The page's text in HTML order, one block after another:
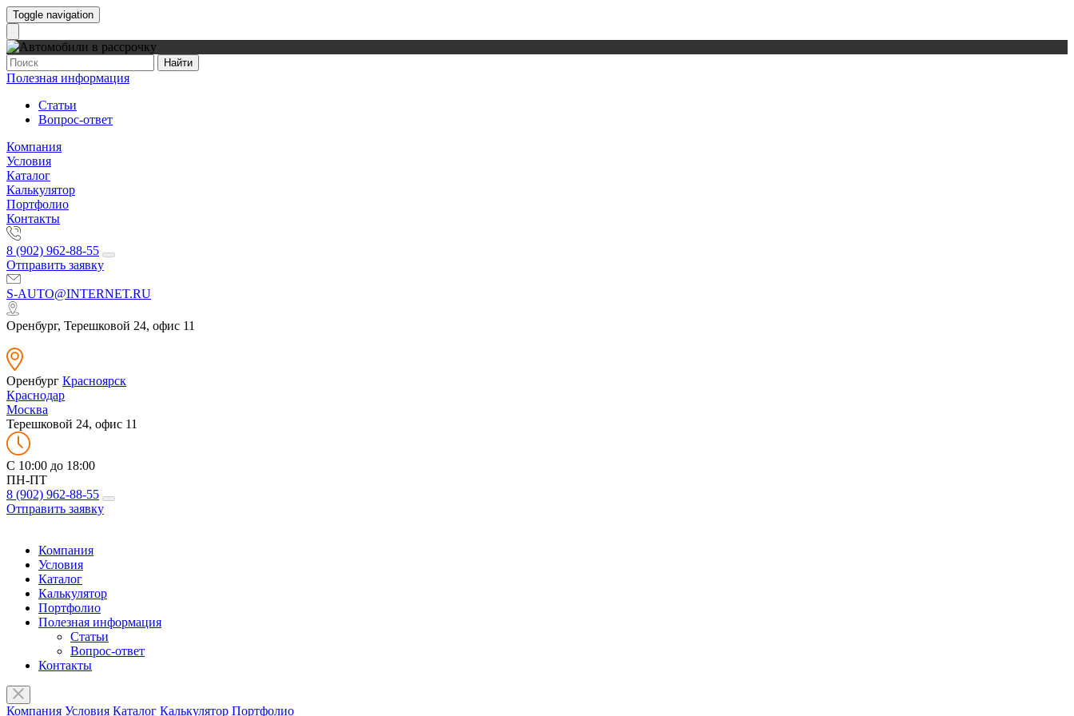
Toggle navigation
Найти
Полезная информация
Статьи
Вопрос-ответ
Компания
Условия
Каталог
Калькулятор
Портфолио
Контакты
8 (902) 962-88-55
Отправить заявку
S-AUTO@INTERNET.RU
Оренбург, Терешковой 24, офис 11
Оренбург Красноярск
Краснодар
Москва
Терешковой 24, офис 11
C 10:00 до 18:00
ПН-ПТ
8 (902) 962-88-55
Отправить заявку
Компания
Условия
Каталог
Калькулятор
Портфолио
Полезная информация
Статьи
Вопрос-ответ
Контакты
Компания Условия Каталог Калькулятор Портфолио